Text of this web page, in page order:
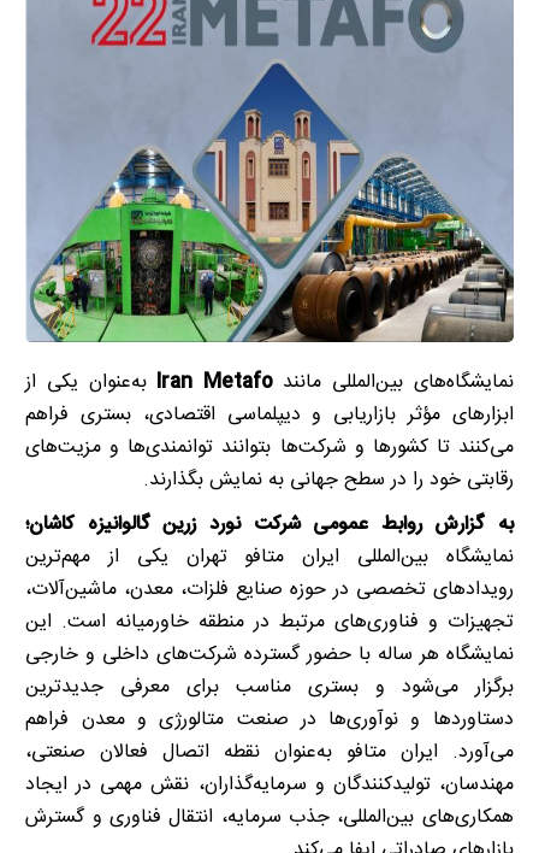
نمایشگاه‌های بین‌المللی مانندIran Metafo به‌عنوان یکی از
ابزارهای مؤثر بازاریابی و دیپلماسی اقتصادی، بستری فراهم
می‌کنند تا کشورها و شرکت‌ها بتوانند توانمندی‌ها و مزیت‌های
رقابتی خود را در سطح جهانی به نمایش بگذارند.
به گزارش روابط عمومی شرکت نورد زرین گالوانیزه کاشان؛
نمایشگاه بین‌المللی ایران متافو تهران یکی از مهم‌ترین
رویدادهای تخصصی در حوزه صنایع فلزات، معدن، ماشین‌آلات،
تجهیزات و فناوری‌های مرتبط در منطقه خاورمیانه است. این
نمایشگاه هر ساله با حضور گسترده شرکت‌های داخلی و خارجی
برگزار می‌شود و بستری مناسب برای معرفی جدیدترین
دستاوردها و نوآوری‌ها در صنعت متالورژی و معدن فراهم
می‌آورد. ایران متافو به‌عنوان نقطه اتصال فعالان صنعتی،
مهندسان، تولیدکنندگان و سرمایه‌گذاران، نقش مهمی در ایجاد
همکاری‌های بین‌المللی، جذب سرمایه، انتقال فناوری و گسترش